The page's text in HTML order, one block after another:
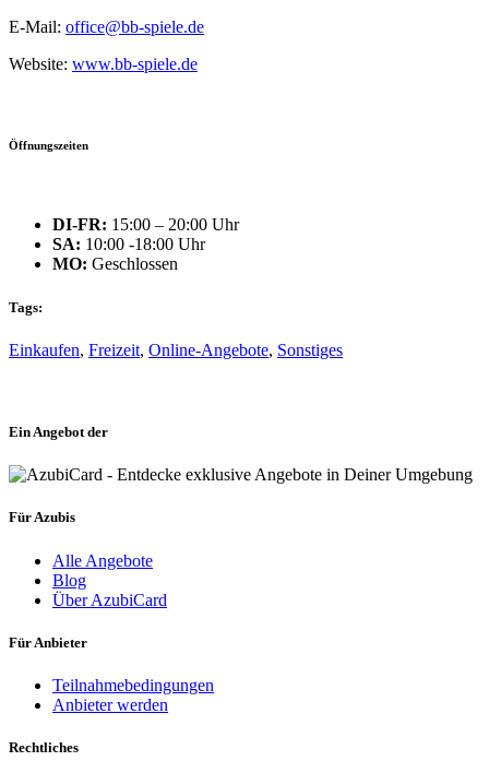
E-Mail: office@bb-spiele.de
Website: www.bb-spiele.de
Öffnungszeiten
DI-FR: 15:00 – 20:00 Uhr
SA: 10:00 -18:00 Uhr
MO: Geschlossen
Tags:
Einkaufen, Freizeit, Online-Angebote, Sonstiges
Ein Angebot der
Für Azubis
Alle Angebote
Blog
Über AzubiCard
Für Anbieter
Teilnahmebedingungen
Anbieter werden
Rechtliches